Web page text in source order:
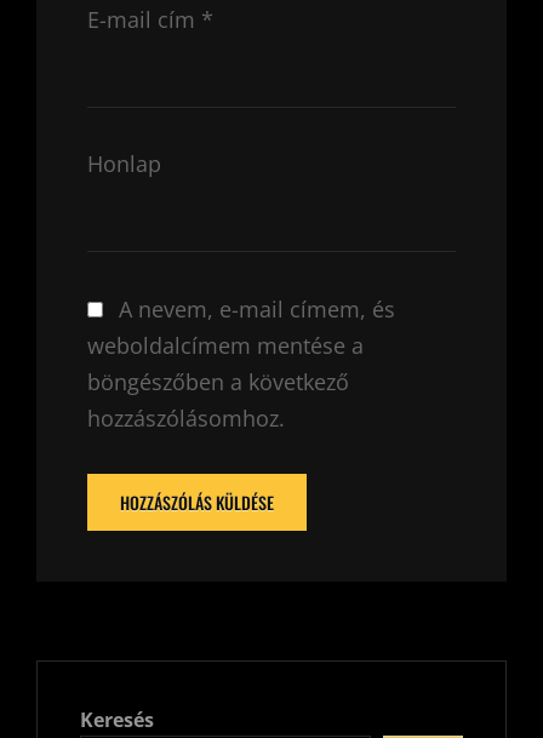
E-mail cím *
Honlap
A nevem, e-mail címem, és
weboldalcímem mentése a
böngészőben a következő
hozzászólásomhoz.
Keresés